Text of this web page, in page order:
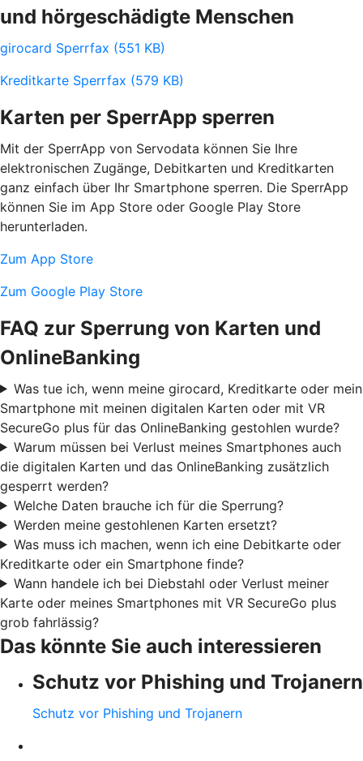
und hörgeschädigte Menschen
girocard Sperrfax (551 KB)
Kreditkarte Sperrfax (579 KB)
Karten per SperrApp sperren
Mit der SperrApp von Servodata können Sie Ihre
elektronischen Zugänge, Debitkarten und Kreditkarten
ganz einfach über Ihr Smartphone sperren. Die SperrApp
können Sie im App Store oder Google Play Store
herunterladen.
Zum App Store
Zum Google Play Store
FAQ zur Sperrung von Karten und
OnlineBanking
Was tue ich, wenn meine girocard, Kreditkarte oder mein
Smartphone mit meinen digitalen Karten oder mit VR
SecureGo plus für das OnlineBanking gestohlen wurde?
Warum müssen bei Verlust meines Smartphones auch
die digitalen Karten und das OnlineBanking zusätzlich
gesperrt werden?
Welche Daten brauche ich für die Sperrung?
Werden meine gestohlenen Karten ersetzt?
Was muss ich machen, wenn ich eine Debitkarte oder
Kreditkarte oder ein Smartphone finde?
Wann handele ich bei Diebstahl oder Verlust meiner
Karte oder meines Smartphones mit VR SecureGo plus
grob fahrlässig?
Das könnte Sie auch interessieren
Schutz vor Phishing und Trojanern
Schutz vor Phishing und Trojanern